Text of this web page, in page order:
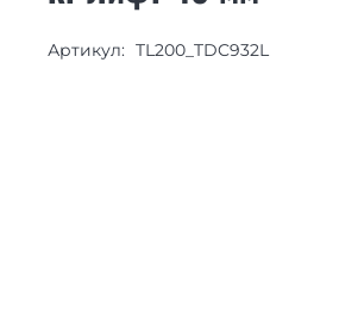
Артикул: TL200_TDC932L